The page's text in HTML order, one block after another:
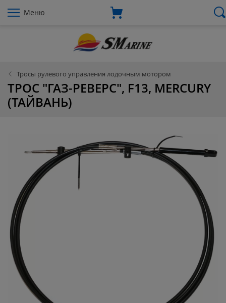
Меню
Тросы рулевого управления лодочным мотором
ТРОС "ГАЗ-РЕВЕРС", F13, MERCURY
(ТАЙВАНЬ)